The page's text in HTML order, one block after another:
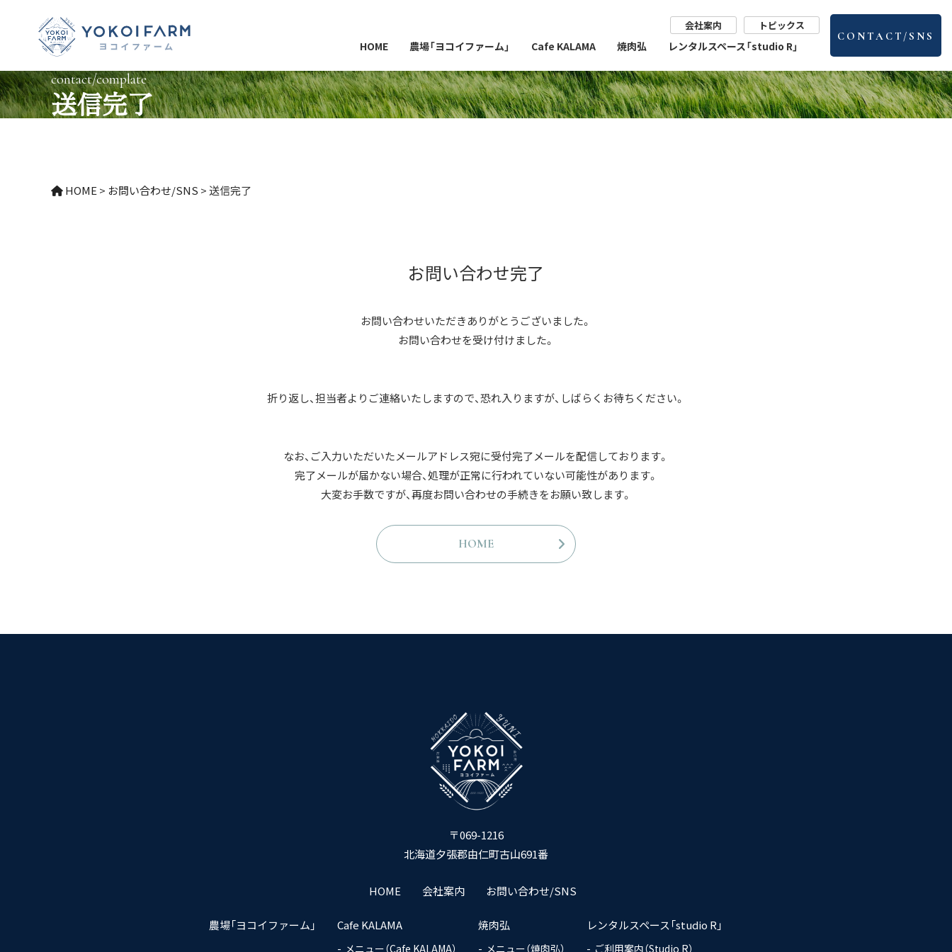
会社案内 トピックス
HOME 農場「ヨコイファーム」 Cafe KALAMA 焼肉弘 レンタルスペース「studio R」
CONTACT/SNS
contact/complate
送信完了
HOME > お問い合わせ/SNS >送信完了
お問い合わせ完了
お問い合わせいただきありがとうございました。
お問い合わせを受け付けました。
折り返し、担当者よりご連絡いたしますので、恐れ入りますが、しばらくお待ちください。
なお、ご入力いただいたメールアドレス宛に受付完了メールを配信しております。
完了メールが届かない場合、処理が正常に行われていない可能性があります。
大変お手数ですが、再度お問い合わせの手続きをお願い致します。
HOME
〒069-1216
北海道夕張郡由仁町古山691番
HOME 会社案内 お問い合わせ/SNS
農場「ヨコイファーム」 Cafe KALAMA
メニュー（Cafe KALAMA）
焼肉弘
メニュー（焼肉弘）
レンタルスペース「studio R」
ご利用案内（Studio R）